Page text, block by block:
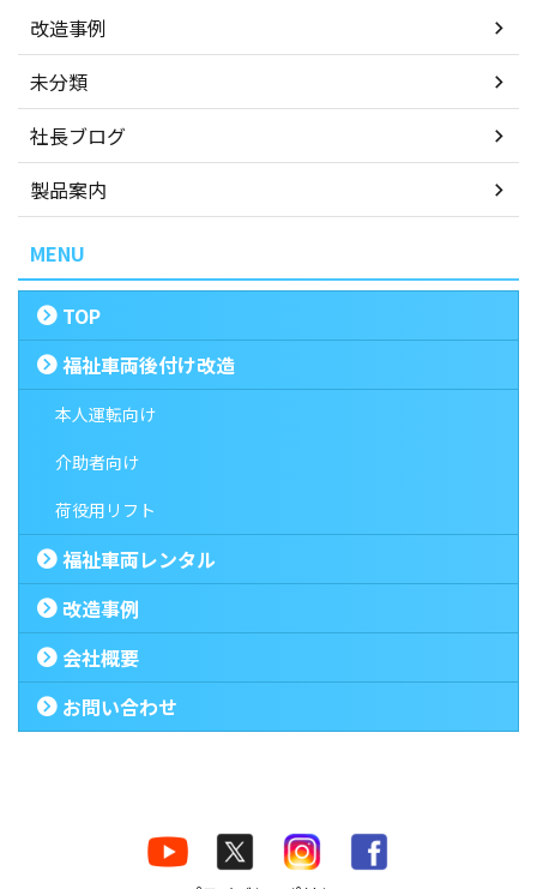
改造事例
未分類
社長ブログ
製品案内
MENU
TOP
福祉車両後付け改造
本人運転向け
介助者向け
荷役用リフト
福祉車両レンタル
改造事例
会社概要
お問い合わせ